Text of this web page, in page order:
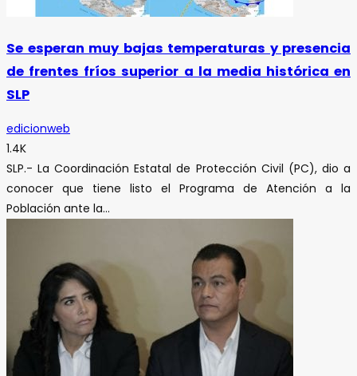
Se esperan muy bajas temperaturas y presencia
de frentes fríos superior a la media histórica en
SLP
edicionweb
1.4K
SLP.- La Coordinación Estatal de Protección Civil (PC), dio a
conocer que tiene listo el Programa de Atención a la
Población ante la...